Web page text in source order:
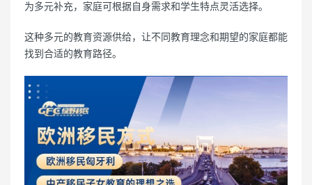
为多元补充，家庭可根据自身需求和学生特点灵活选择。
这种多元的教育资源供给，让不同教育理念和期望的家庭都能
找到合适的教育路径。